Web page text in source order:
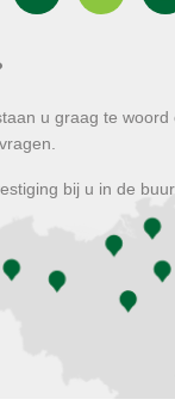
u graag te woord
bij u in de